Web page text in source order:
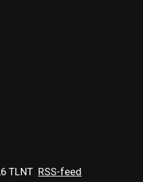
TLNT RSS-feed